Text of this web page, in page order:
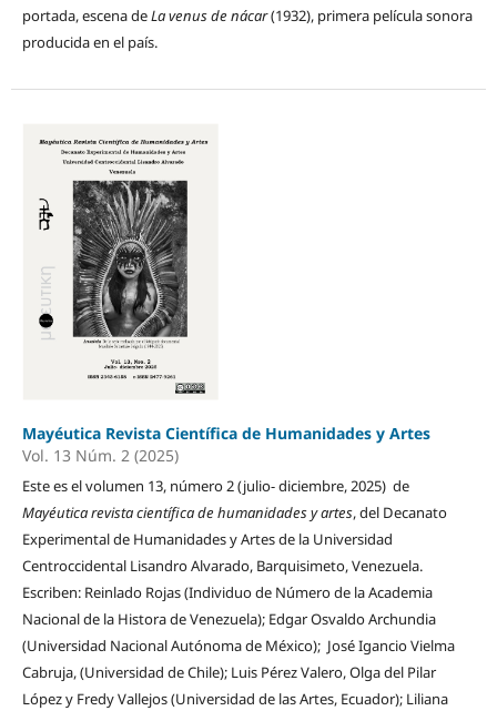
portada, escena deLa venus de nácar(1932), primera película sonora
producida en el país.
Mayéutica Revista Científica de Humanidades y Artes
Vol. 13 Núm. 2 (2025)
Este es el volumen 13, número 2 (julio- diciembre, 2025) de
Mayéutica revista científica de humanidades y artes, del Decanato
Experimental de Humanidades y Artes de la Universidad
Centroccidental Lisandro Alvarado, Barquisimeto, Venezuela.
Escriben: Reinlado Rojas (Individuo de Número de la Academia
Nacional de la Histora de Venezuela); Edgar Osvaldo Archundia
(Universidad Nacional Autónoma de México); José Igancio Vielma
Cabruja, (Universidad de Chile); Luis Pérez Valero, Olga del Pilar
López y Fredy Vallejos (Universidad de las Artes, Ecuador); Liliana